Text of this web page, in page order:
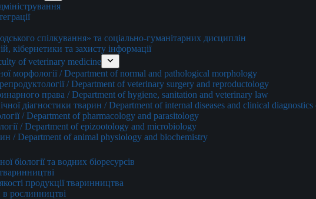
спілкування» та соціально-гуманітарних дисциплін
кібернетики та захисту інформації
of veterinary medicine
морфології / Department of normal and pathological morphology
/ Department of veterinary surgery and reproductology
права / Department of hygiene, sanitation and veterinary law
діагностики тварин / Department of internal diseases and clinical
/ Department of pharmacology and parasitology
/ Department of epizootology and microbiology
/ Department of animal physiology and biochemistry
біології та водних біоресурсів
продукції тваринництва
в рослинництві